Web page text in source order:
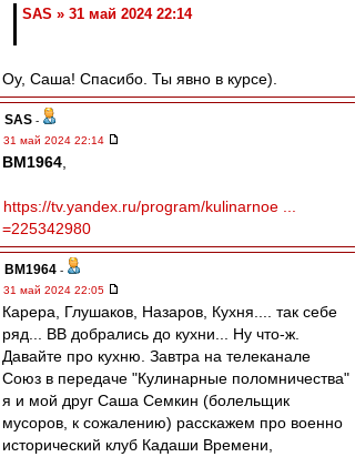
SAS » 31 май 2024 22:14
Оу, Саша! Спасибо. Ты явно в курсе).
SAS -
31 май 2024 22:14
BM1964
https://tv.yandex.ru/program/kulinarnoe ...
=225342980
BM1964 -
31 май 2024 22:05
Карера, Глушаков, Назаров, Кухня.... так себе
ряд... ВВ добрались до кухни... Ну что-ж.
Давайте про кухню. Завтра на телеканале
Союз в передаче "Кулинарные поломничества"
я и мой друг Саша Семкин (болельщик
мусоров, к сожалению) расскажем про военно
исторический клуб Кадаши Времени,